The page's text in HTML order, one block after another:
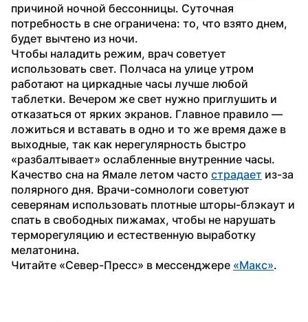
причиной ночной бессонницы. Суточная
потребность в сне ограничена: то, что взято днем,
будет вычтено из ночи.
Чтобы наладить режим, врач советует
использовать свет. Полчаса на улице утром
работают на циркадные часы лучше любой
таблетки. Вечером же свет нужно приглушить и
отказаться от ярких экранов. Главное правило —
ложиться и вставать в одно и то же время даже в
выходные, так как нерегулярность быстро
«разбалтывает» ослабленные внутренние часы.
Качество сна на Ямале летом часто страдает из-за
полярного дня. Врачи-сомнологи советуют
северянам использовать плотные шторы-блэкаут и
спать в свободных пижамах, чтобы не нарушать
терморегуляцию и естественную выработку
мелатонина.
Читайте «Север-Пресс» в мессенджере «Макс».